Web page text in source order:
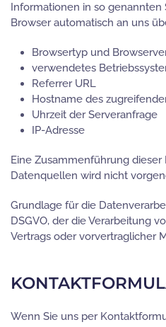
Informationen in so genannten
Browser automatisch an uns
Browsertyp und
verwendetes
Referrer URL
Hostname des
Uhrzeit der Serveranfrage
IP-Adresse
Eine Zusammenführung
Datenquellen wird nicht
Grundlage für die
DSGVO, der die Verarbeitung
Vertrags oder vorvertraglicher
Wenn Sie uns per